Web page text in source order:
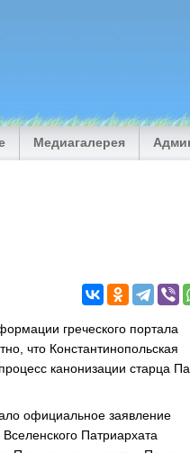
Медиагалерея
греческого портала
что Константинопольская
канонизации старца
официальное заявление
Патриархата